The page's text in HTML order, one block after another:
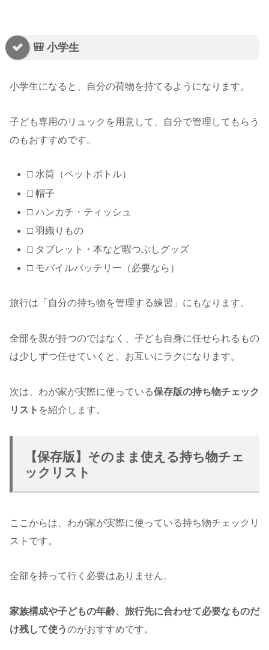
🎒 小学生
小学生になると、自分の荷物を持てるようになります。
子ども専用のリュックを用意して、自分で管理してもらう
のもおすすめです。
□ 水筒（ペットボトル）
□ 帽子
□ ハンカチ・ティッシュ
□ 羽織りもの
□ タブレット・本など暇つぶしグッズ
□ モバイルバッテリー（必要なら）
旅行は「自分の持ち物を管理する練習」にもなります。
全部を親が持つのではなく、子ども自身に任せられるもの
は少しずつ任せていくと、お互いにラクになります。
次は、わが家が実際に使っている保存版の持ち物チェック
リスト を紹介します。
【保存版】そのまま使える持ち物チェ
ックリスト
ここからは、わが家が実際に使っている持ち物チェックリ
ストです。
全部を持って行く必要はありません。
家族構成や子どもの年齢、旅行先に合わせて必要なものだ
け残して使うのがおすすめです。